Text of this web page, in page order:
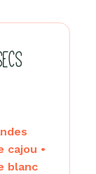
cajou •
blanc